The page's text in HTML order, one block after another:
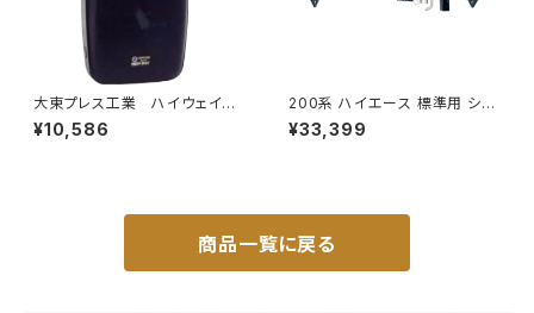
大東プレス工業 ハイウェイミ
ラー 800Rヒーター無 トラッ
¥10,586
200系 ハイエース 標準用 シャ
ックル 付き ヒッチ メンバー ボ
ールマウント ヒッチマウント トレ
¥33,399
商品一覧に戻る